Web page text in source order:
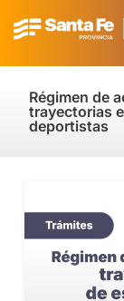
Régimen de
trayectorias
deportistas